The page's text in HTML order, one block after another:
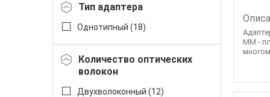
Тип адаптера
Однотипный (18)
Количество оптических
волокон
Двухволоконный (12)
MM -